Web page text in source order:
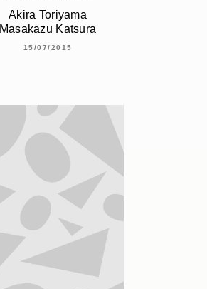
Akira Toriyama
Masakazu Katsura
15/07/2015